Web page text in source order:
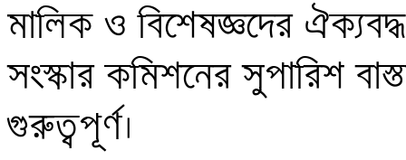
মালিক ও বিশেষজ্ঞদের ঐক্যবদ্ধ
সংস্কার কমিশনের সুপারিশ
গুরুত্বপূর্ণ।